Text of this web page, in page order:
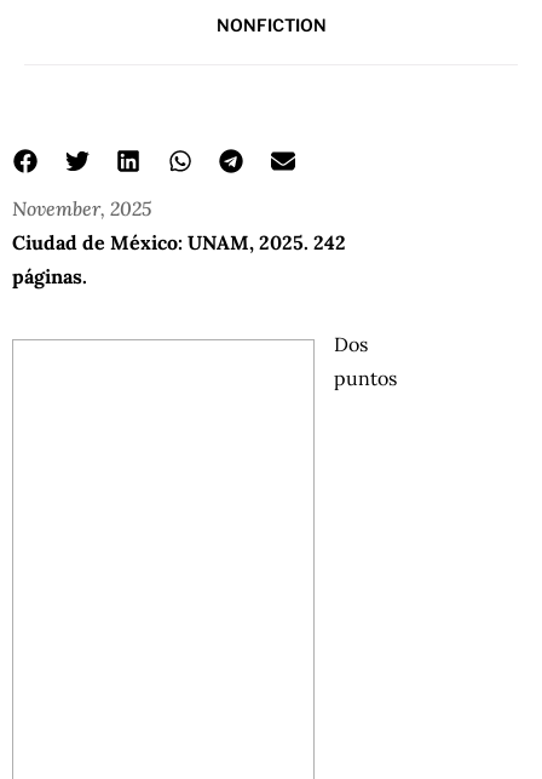
NONFICTION
November, 2025
Ciudad de México: UNAM, 2025. 242
páginas.
Dos
puntos